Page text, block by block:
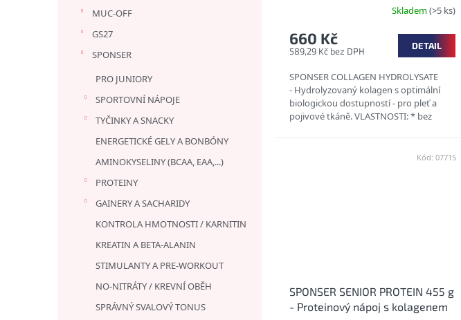
MUC-OFF
GS27
SPONSER
PRO JUNIORY
SPORTOVNÍ NÁPOJE
TYČINKY A SNACKY
ENERGETICKÉ GELY A BONBÓNY
AMINOKYSELINY (BCAA, EAA,...)
PROTEINY
GAINERY A SACHARIDY
KONTROLA HMOTNOSTI / KARNITIN
KREATIN A BETA-ALANIN
STIMULANTY A PRE-WORKOUT
NO-NITRÁTY / KREVNÍ OBĚH
SPRÁVNÝ SVALOVÝ TONUS
Skladem(>5 ks)
589,29 Kč bez DPH
660 Kč DETAIL
SPONSER COLLAGEN HYDROLYSATE
- Hydrolyzovaný kolagen s optimální
biologickou dostupností - pro pleť a
pojivové tkáně. VLASTNOSTI: * bez
SPONSER SENIOR PROTEIN 455 g
- Proteinový nápoj s kolagenem
Kód: 07715